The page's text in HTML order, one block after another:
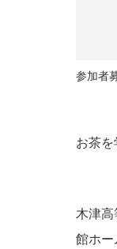
参加者
お茶
木津
館ホー